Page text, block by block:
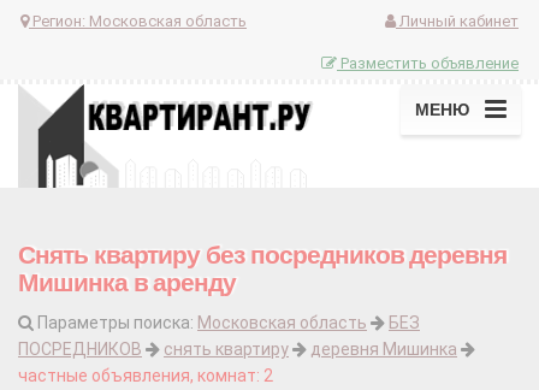
Регион: Московская область Личный кабинет
Разместить объявление
МЕНЮ
Снять квартиру без посредников деревня
Мишинка в аренду
Параметры поиска: Московская область
БЕЗ
ПОСРЕДНИКОВ
снять квартиру
деревня Мишинка
частные объявления, комнат: 2